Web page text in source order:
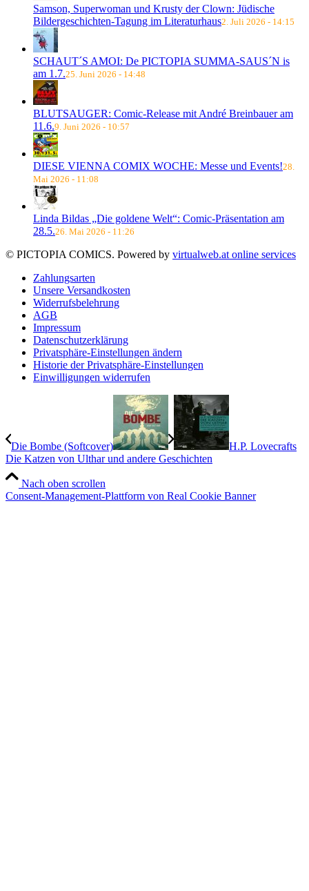
Samson, Superwoman und Krusty der Clown: Jüdische
Bildergeschichten-Tagung im Literaturhaus2. Juli 2026 - 14:15
SCHAUT´S AMOI: De PICTOPIA SUMMA-SAUS´N is
am 1.7.25. Juni 2026 - 14:48
BLUTSAUGER: Comic-Release mit André Breinbauer am
11.6.9. Juni 2026 - 10:57
DIESE VIENNA COMIX WOCHE: Messe und Events!28.
Mai 2026 - 11:08
Linda Bildas „Die goldene Welt“: Comic-Präsentation am
28.5.26. Mai 2026 - 11:26
© PICTOPIA COMICS. Powered by virtualweb.at online services
Zahlungsarten
Unsere Versandkosten
Widerrufsbelehrung
AGB
Impressum
Datenschutzerklärung
Privatsphäre-Einstellungen ändern
Historie der Privatsphäre-Einstellungen
Einwilligungen widerrufen
Die Bombe (Softcover)
H.P. Lovecrafts
Die Katzen von Ulthar und andere Geschichten
Nach oben scrollen
Consent-Management-Plattform von Real Cookie Banner